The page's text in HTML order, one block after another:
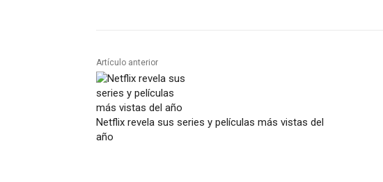
Artículo anterior
Netflix revela sus series y películas más vistas del
año